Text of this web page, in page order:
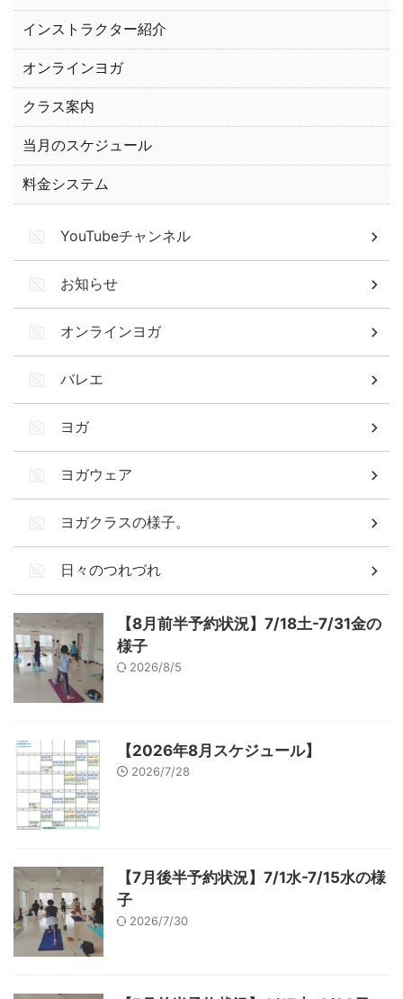
インストラクター紹介
オンラインヨガ
クラス案内
当月のスケジュール
料金システム
YouTubeチャンネル
お知らせ
オンラインヨガ
バレエ
ヨガ
ヨガウェア
ヨガクラスの様子。
日々のつれづれ
【8月前半予約状況】7/18土-7/31金の
様子
2026/8/5
【2026年8月スケジュール】
2026/7/28
【7月後半予約状況】7/1水-7/15水の様
子
2026/7/30